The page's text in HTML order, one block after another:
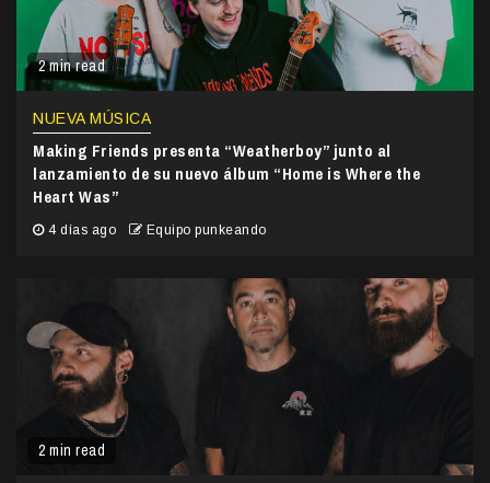
2 min read
NUEVA MÚSICA
Making Friends presenta “Weatherboy” junto al
lanzamiento de su nuevo álbum “Home is Where the
Heart Was”
4 días ago Equipo punkeando
2 min read